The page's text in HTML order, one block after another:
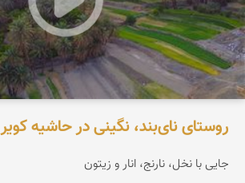
روستای نای‌بند، نگینی در حاشیه کویر
جایی با نخل، نارنج، انار و زیتون